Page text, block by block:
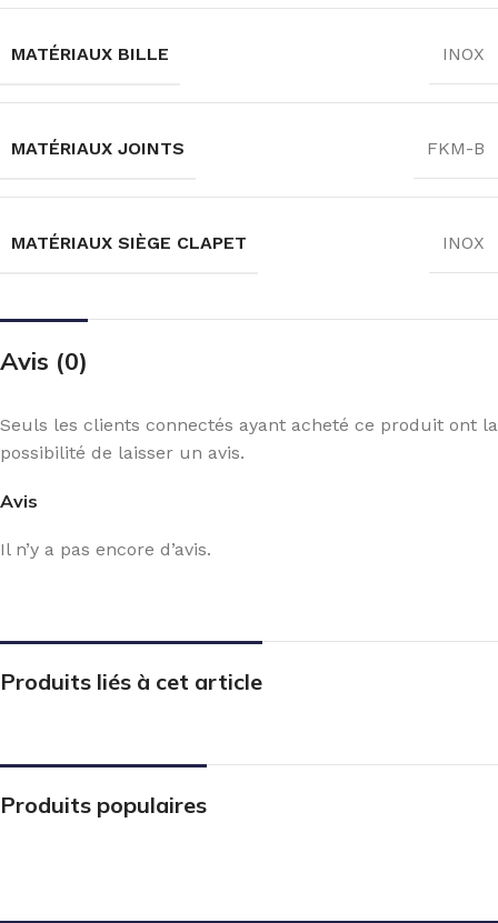
MATÉRIAUX BILLE INOX
MATÉRIAUX JOINTS FKM-B
MATÉRIAUX SIÈGE CLAPET INOX
Avis (0)
Avis
Il n’y a pas encore d’avis.
Seuls les clients connectés ayant acheté ce produit ont la
possibilité de laisser un avis.
Produits liés à cet article
Produits populaires